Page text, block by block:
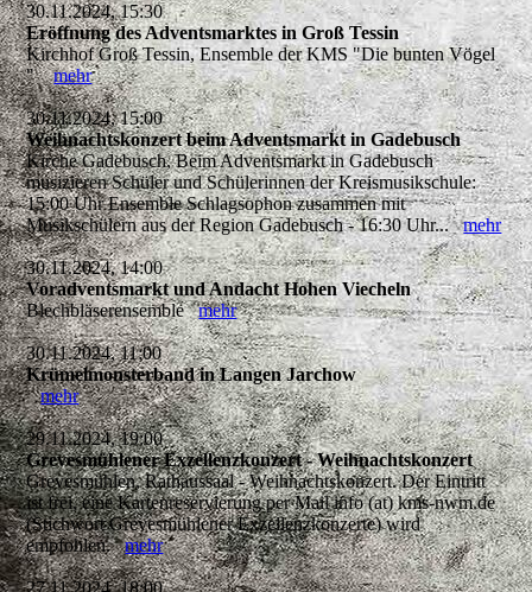
30.11.2024, 15:30
Eröffnung des Adventsmarktes in Groß Tessin
Kirchhof Groß Tessin, Ensemble der KMS "Die bunten Vögel
"mehr
30.11.2024, 15:00
Weihnachtskonzert beim Adventsmarkt in Gadebusch
Kirche Gadebusch, Beim Adventsmarkt in Gadebusch
musizieren Schüler und Schülerinnen der Kreismusikschule:
15:00 Uhr Ensemble Schlagsophon zusammen mit
Musikschülern aus der Region Gadebusch - 16:30 Uhr...mehr
30.11.2024, 14:00
Voradventsmarkt und Andacht Hohen Viecheln
Blechbläserensemblemehr
30.11.2024, 11:00
Krümelmonsterband in Langen Jarchow
mehr
29.11.2024, 19:00
Grevesmühlener Exzellenzkonzert - Weihnachtskonzert
Grevesmühlen, Rathaussaal - Weihnachtskonzert. Der Eintritt
ist frei, eine Kartenreservierung per Mail info (at) kms-nwm.de
(Stichwort Grevesmühlener Exzellenzkonzerte) wird
empfohlen.mehr
27.11.2024, 18:00